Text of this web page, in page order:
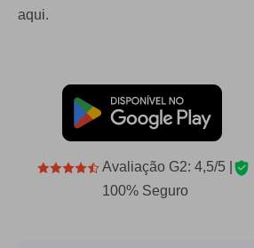
aqui.
Avaliação G2: 4,5/5 |
100% Seguro